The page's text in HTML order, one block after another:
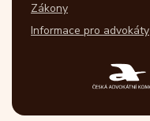
Zákony
Informace pro advokáty